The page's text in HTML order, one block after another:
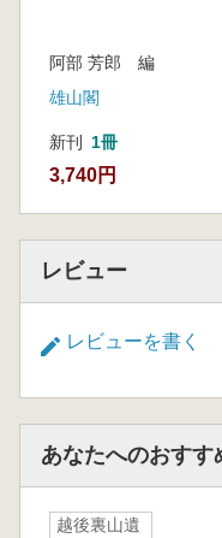
阿部 芳郎 編
雄山閣
新刊 1冊
3,740円
レビュー
レビューを書く
あなたへのおすす
越後裏山遺